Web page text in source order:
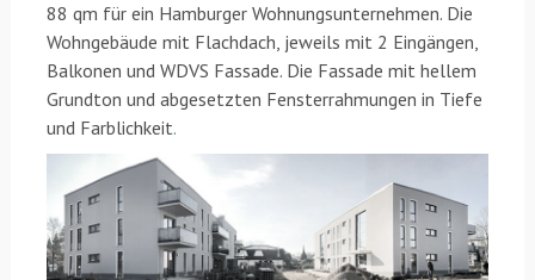
88 qm für ein Hamburger Wohnungsunternehmen. Die
Wohngebäude mit Flachdach, jeweils mit 2 Eingängen,
Balkonen und WDVS Fassade. Die Fassade mit hellem
Grundton und abgesetzten Fensterrahmungen in Tiefe
und Farblichkeit.